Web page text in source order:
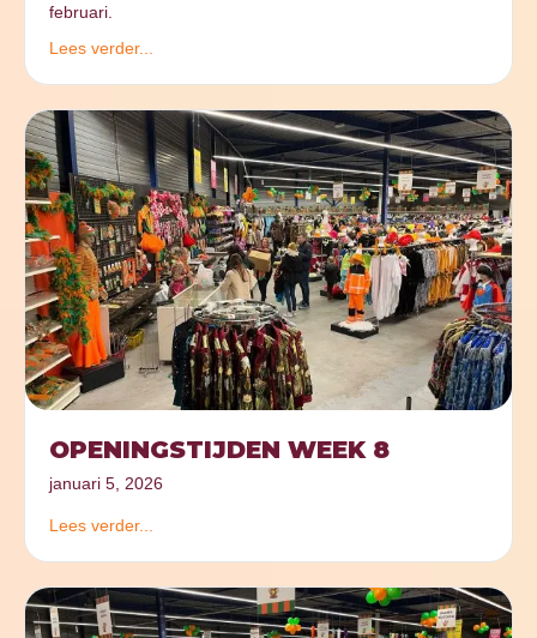
februari.
Lees verder...
OPENINGSTIJDEN WEEK 8
januari 5, 2026
Lees verder...